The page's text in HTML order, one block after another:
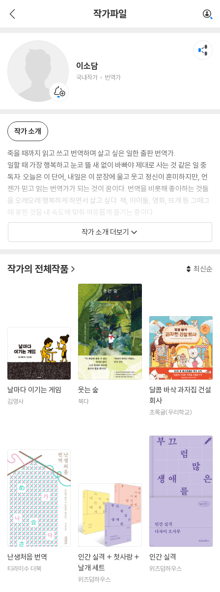
작가파일
이소담
국내작가 번역가
작가 소개
죽을 때까지 읽고 쓰고 번역하며 살고 싶은 일한 출판 번역가.
일할 때 가장 행복하고 눈코 뜰 새 없이 바빠야 제대로 사는 것 같은 일 중
독자. 오늘은 이 단어, 내일은 이 문장에 울고 웃고 정신이 혼미하지만, 언
젠가 믿고 읽는 번역가가 되는 것이 꿈이다. 번역을 비롯해 좋아하는 것들
을 오래오래 행복하게 하면서 살고 싶다. 책, 아이돌, 영화, 뜨개 등 그때그
때 꽂힌 것을 내 속도에 맞춰 여유롭게 즐기는 중이다.
《양과 강철의 숲》, 《카프네》, 《프라이즈》, 《소녀 동지여 적을 쏴라》, 《중년
이 《그깟 ‘덕질’이 우리를 살게 할 거야》와 글쓰기 모임에서 힘을 모아 만든
합동지 《소설, 첫 번째 계절》이 있다.
작가 소개 더보기
작가의 전체작품 최신순
날마다 이기는 게임
김영사
웃는 숲
북다
달콤 바삭 과자집 건설
회사
초록귤(우리학교)
난생처음 번역
티라미수 더북
인간 실격 + 첫사랑 +
날개 세트
위즈덤하우스
인간 실격
위즈덤하우스